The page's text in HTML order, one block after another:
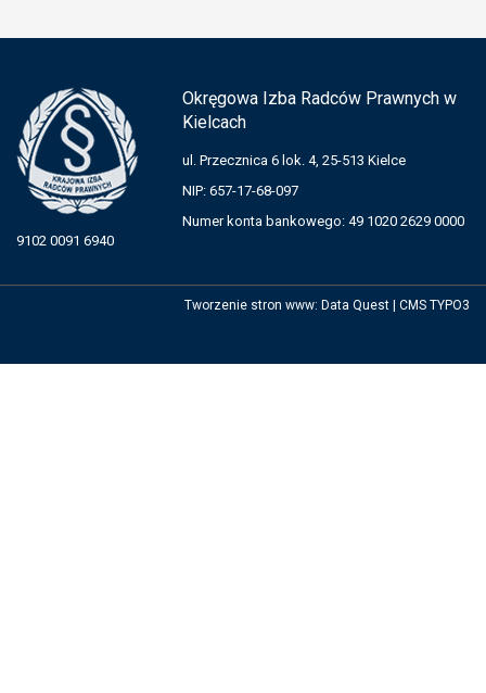
Okręgowa Izba Radców Prawnych w
Kielcach
ul. Przecznica 6 lok. 4, 25-513 Kielce
NIP: 657-17-68-097
Numer konta bankowego: 49 1020 2629 0000
9102 0091 6940
Tworzenie stron www: Data Quest CMS TYPO3